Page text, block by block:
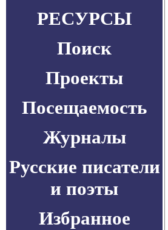
РЕСУРСЫ
Поиск
Проекты
Посещаемость
Журналы
Русские писатели
и поэты
Избранное